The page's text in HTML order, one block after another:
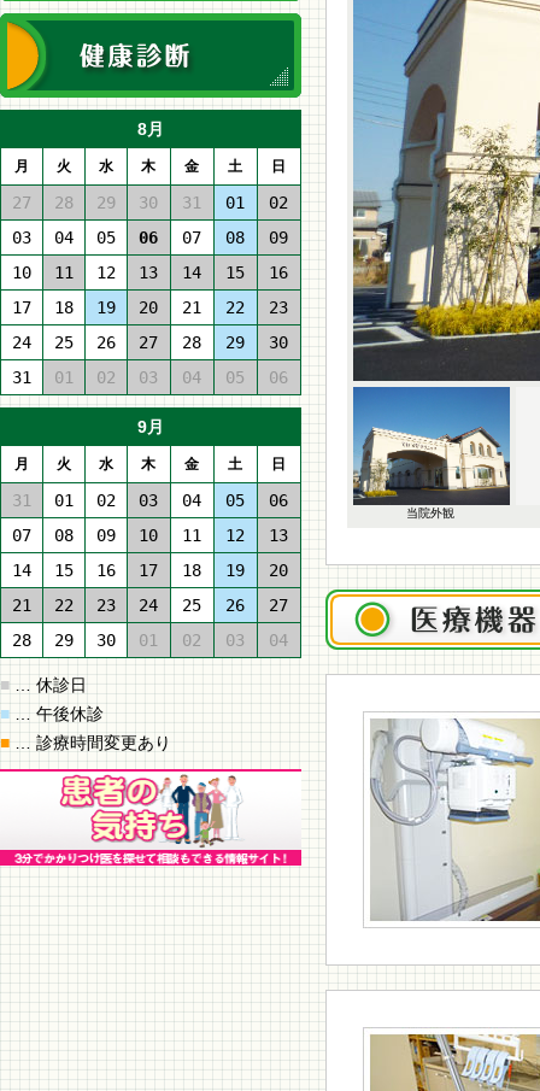
8月
月 火 水 木 金 土 日
27 28 29 30 31 01
02
03
04 05 06 07 08
09
10
11 12 13 14 15
16
17
18 19 20 21 22
23
24
25 26 27 28 29
30
31
01 02 03 04 05 06
9月
月 火 水 木 金 土 日
31 01 02 03 04 05
06
07
08 09 10 11 12
13
14
15 16 17 18 19
20
21
22 23 24 25 26
27
28
29 30 01 02 03 04
■ … 休診日
■ … 午後休診
■ … 診療時間変更あり
当院外観